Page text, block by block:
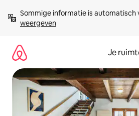
direct
naar
Sommige informatie is automatisch
weergeven
Je